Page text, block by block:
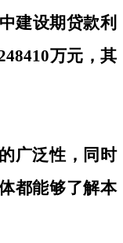
建设期贷款利
万元，其
广泛性，同时
都能够了解本